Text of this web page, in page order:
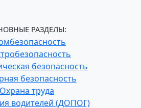
РАЗДЕЛЫ:
безопасность
безопасность
Охрана труда
водителей (ДОПОГ)